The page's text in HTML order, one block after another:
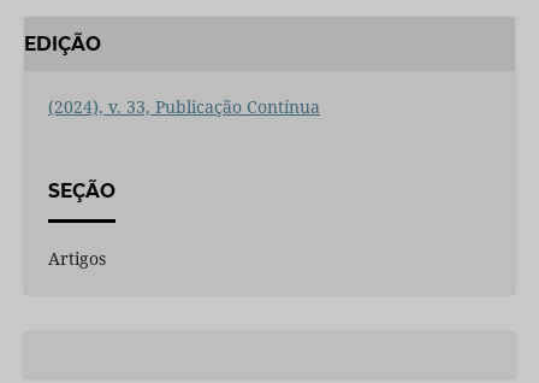
EDIÇÃO
(2024), v. 33, Publicação Contínua
SEÇÃO
Artigos